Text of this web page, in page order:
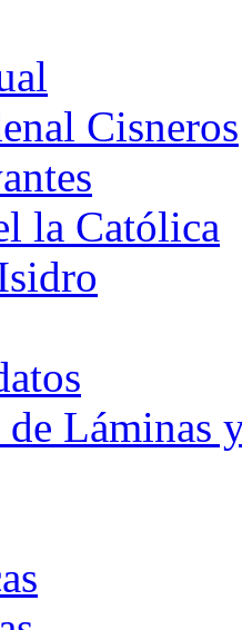
Cisneros
la Católica
Láminas